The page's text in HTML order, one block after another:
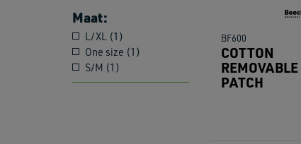
Maat:
L/XL (1)
One size (1)
S/M (1)
BF600
COTTON
REMOVABLE
PATCH